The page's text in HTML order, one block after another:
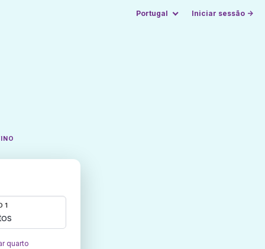
Portugal Iniciar sessão →
1
quarto